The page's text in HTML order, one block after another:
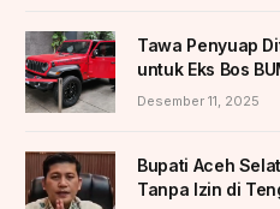
Tawa Penyuap
untuk Eks Bos
Desember 11, 2025
Bupati Aceh
Tanpa Izin di